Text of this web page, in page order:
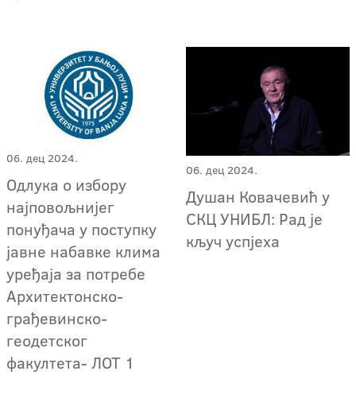
06. дец 2024.
Одлука о избору
најповољнијег
понуђача у поступку
јавне набавке клима
уређаја за потребе
Архитектонско-
грађевинско-
геодетског
факултета- ЛОТ 1
06. дец 2024.
Душан Ковачевић у
СКЦ УНИБЛ: Рад је
кључ успјеха